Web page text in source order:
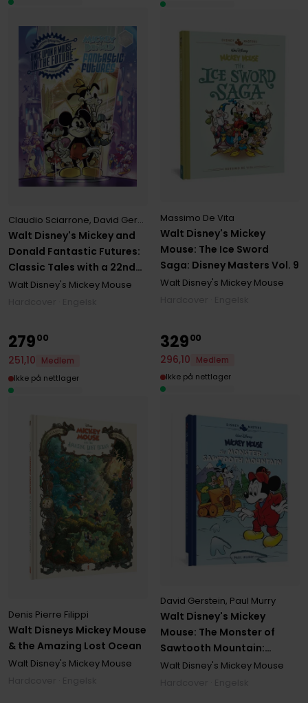
Walt Disney's Mickey and
Donald Fantastic Futures:
Classic Tales with a 22nd
Century Twist
Claudio Sciarrone, David Gerstein ,Francesco Artibani
Walt Disney's Mickey Mouse
Walt Disney's Mickey
Mouse: The Ice Sword
Saga: Disney Masters Vol. 9
Massimo De Vita
Walt Disney's Mickey Mouse
Walt Disneys Mickey Mouse
& the Amazing Lost Ocean
Denis Pierre Filippi
Walt Disney's Mickey Mouse
27900
251,10
Medlem
Ikke på nettlager
Walt Disney's Mickey
Mouse: The Monster of
Sawtooth Mountain:
Disney Masters Vol. 21
David Gerstein, Paul Murry
Walt Disney's Mickey Mouse
32900
296,10
Medlem
Ikke på nettlager